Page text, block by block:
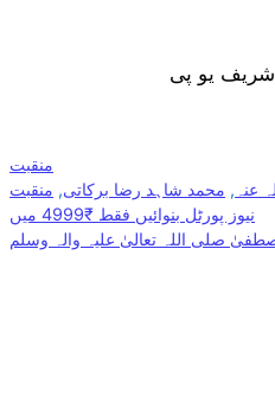
شریف یو پی
Categories
منقبت
Tags
عنہ , محمد شاہد رضا برکاتی, منقبت
نیوز پورٹل بنوائیں فقط ₹4999 میں
صلی اللہ تعالیٰ علیہ والہ وسلم